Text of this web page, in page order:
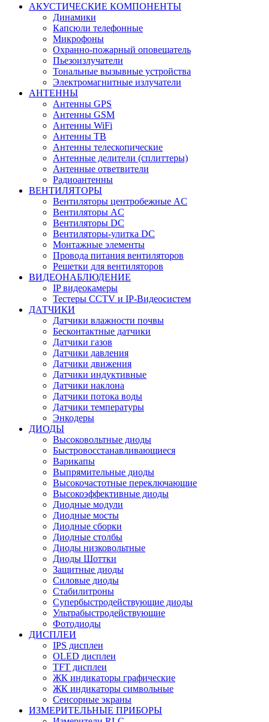
АКУСТИЧЕСКИЕ КОМПОНЕНТЫ
Динамики
Капсюли телефонные
Микрофоны
Охранно-пожарный оповещатель
Пьезоизлучатели
Тональные вызывные устройства
Электромагнитные излучатели
АНТЕННЫ
Антенны GPS
Антенны GSM
Антенны WiFi
Антенны ТВ
Антенны телескопические
Антенные делители (сплиттеры)
Антенные ответвители
Радиоантенны
ВЕНТИЛЯТОРЫ
Вентиляторы центробежные AC
Вентиляторы AC
Вентиляторы DC
Вентиляторы-улитка DC
Монтажные элементы
Провода питания вентиляторов
Решетки для вентиляторов
ВИДЕОНАБЛЮДЕНИЕ
IP видеокамеры
Тестеры CCTV и IP-Видеосистем
ДАТЧИКИ
Датчики влажности почвы
Бесконтактные датчики
Датчики газов
Датчики давления
Датчики движения
Датчики индуктивные
Датчики наклона
Датчики потока воды
Датчики температуры
Энкодеры
ДИОДЫ
Высоковольтные диоды
Быстровосстанавливающиеся
Варикапы
Выпрямительные диоды
Высокочастотные переключающие
Высокоэффективные диоды
Диодные модули
Диодные мосты
Диодные сборки
Диодные столбы
Диоды низковольтные
Диоды Шоттки
Защитные диоды
Силовые диоды
Стабилитроны
Супербыстродействующие диоды
Ультрабыстродействующие
Фотодиоды
ДИСПЛЕИ
IPS дисплеи
OLED дисплеи
TFT дисплеи
ЖК индикаторы графические
ЖК индикаторы символьные
Сенсорные экраны
ИЗМЕРИТЕЛЬНЫЕ ПРИБОРЫ